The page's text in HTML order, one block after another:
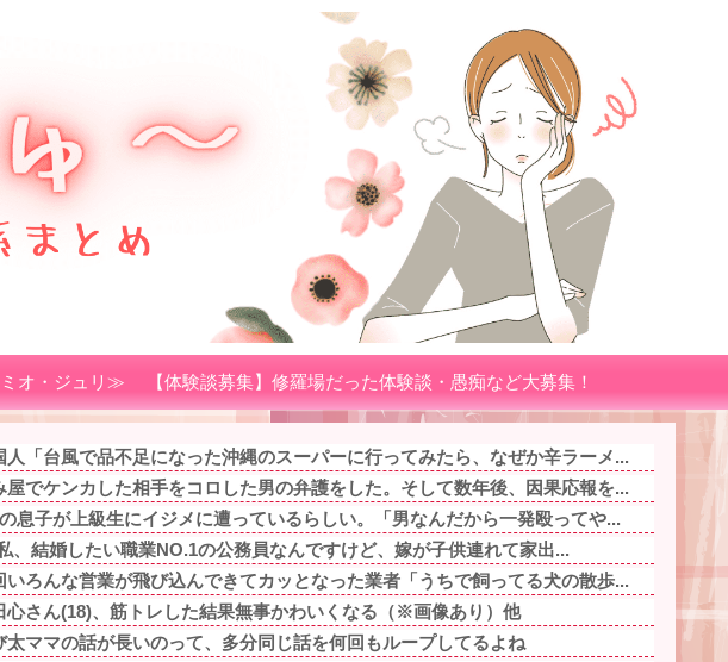
オ・ジュリ≫ 【体験談募集】修羅場だった体験談・愚痴など大募集！
人「台風で品不足になった沖縄のスーパーに行ってみたら、なぜか辛ラーメ...
屋でケンカした相手をコロした男の弁護をした。そして数年後、因果応報を...
息子が上級生にイジメに遭っているらしい。「男なんだから一発殴ってや...
、結婚したい職業NO.1の公務員なんですけど、嫁が子供連れて家出...
いろんな営業が飛び込んできてカッとなった業者「うちで飼ってる犬の散歩...
心さん(18)、筋トレした結果無事かわいくなる（※画像あり）他
太ママの話が長いのって、多分同じ話を何回もループしてるよね